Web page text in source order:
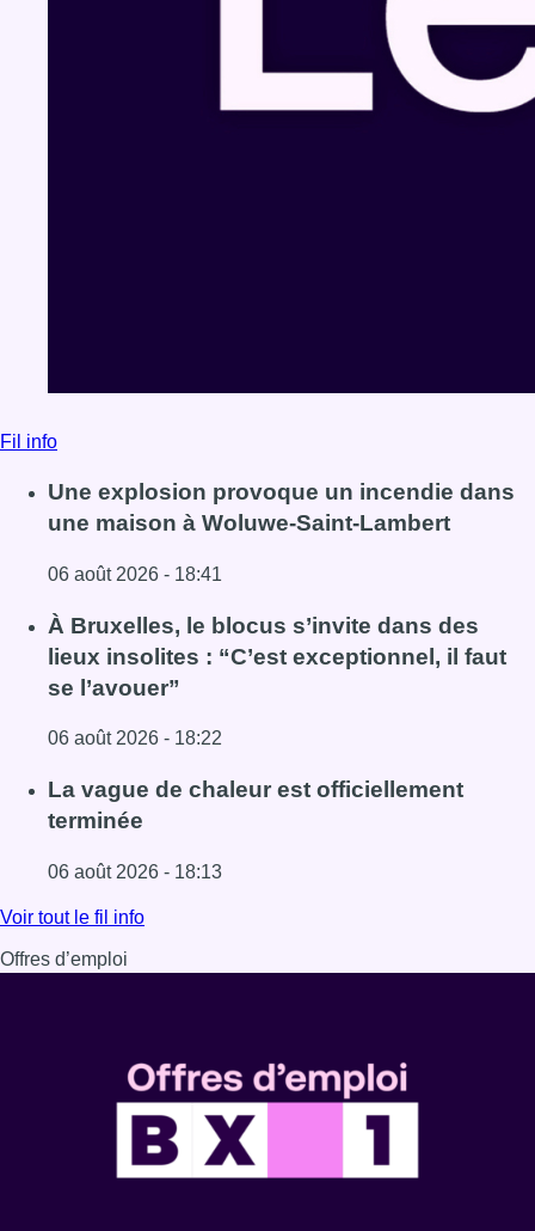
Fil info
Une explosion provoque un incendie dans
une maison à Woluwe-Saint-Lambert
06 août 2026 - 18:41
Lire l'article Une explosion provoque un incendie dans
À Bruxelles, le blocus s’invite dans des
lieux insolites : “C’est exceptionnel, il faut
se l’avouer”
06 août 2026 - 18:22
Lire l'article À Bruxelles, le blocus s’invite dans des lieux
La vague de chaleur est officiellement
terminée
06 août 2026 - 18:13
Lire l'article La vague de chaleur est officiellement
Voir tout le fil info
Offres d’emploi